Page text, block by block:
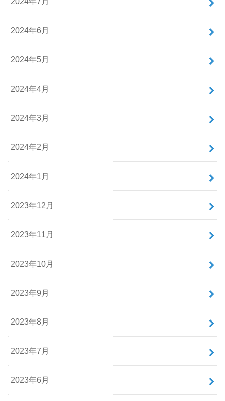
2024年6月
2024年5月
2024年4月
2024年3月
2024年2月
2024年1月
2023年12月
2023年11月
2023年10月
2023年9月
2023年8月
2023年7月
2023年6月